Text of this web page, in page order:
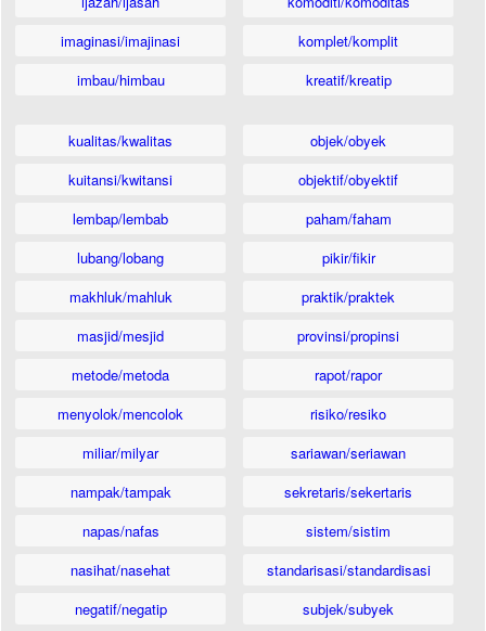
imaginasi/imajinasi
imbau/himbau
komplet/komplit
kreatif/kreatip
kualitas/kwalitas
kuitansi/kwitansi
lembap/lembab
lubang/lobang
makhluk/mahluk
masjid/mesjid
metode/metoda
menyolok/mencolok
miliar/milyar
nampak/tampak
napas/nafas
nasihat/nasehat
negatif/negatip
objek/obyek
objektif/obyektif
paham/faham
pikir/fikir
praktik/praktek
provinsi/propinsi
rapot/rapor
risiko/resiko
sariawan/seriawan
sekretaris/sekertaris
sistem/sistim
standarisasi/standardisasi
subjek/subyek